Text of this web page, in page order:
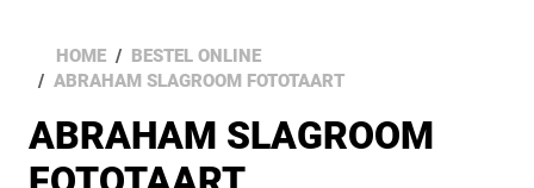
HOME
BESTEL ONLINE
ABRAHAM SLAGROOM FOTOTAART
ABRAHAM SLAGROOM